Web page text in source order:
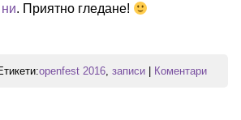
. Приятно гледане!
openfest 2016, записи Коментари